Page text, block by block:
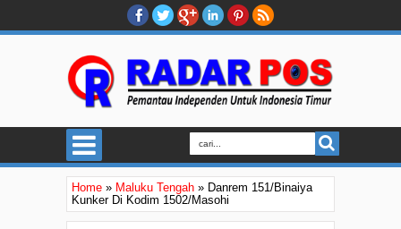
Home » Maluku Tengah » Danrem 151/Binaiya
Kunker Di Kodim 1502/Masohi